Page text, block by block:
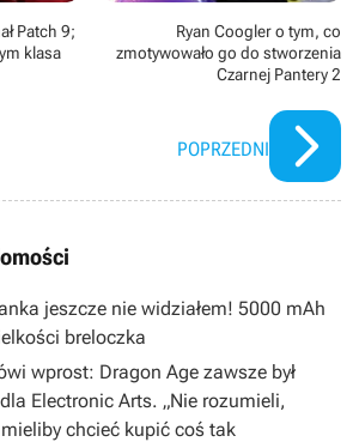
Patch 9;
klasa
Ryan Coogler o tym, co
zmotywowało go do stworzenia
Czarnej Pantery 2
POPRZEDNI
jeszcze nie widziałem! 5000 mAh
breloczka
wprost: Dragon Age zawsze był
Electronic Arts. „Nie rozumieli,
chcieć kupić coś tak